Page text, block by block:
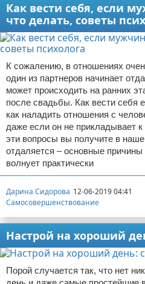
Как вести себя, если
что делать, советы
К сожалению, в отношениях
один из партнеров начинает
может происходить на ранних
после свадьбы. Как вести себя
как наладить отношения с
даже если он не прикладывает
эти вопросы вы получите в
отдаляется – основные
волнует практически
Дарина Сидорова 12-06-2019 04:41
Самосовершенствование
Настрой на хороший
Порой случается так, что нет